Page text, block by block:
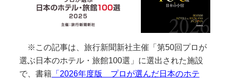
※この記事は、旅行新聞新社主催「第50回プロが
選ぶ日本のホテル・旅館100選」に選出された施設
で、書籍「2026年度版 プロが選んだ日本のホテ